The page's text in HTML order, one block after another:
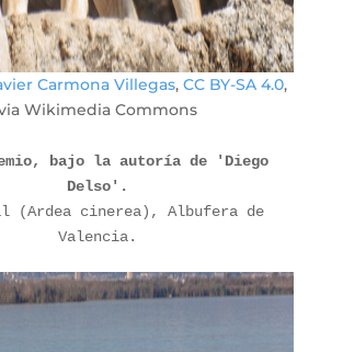
Carmona Villegas, CC BY-SA 4.0,
Wikimedia Commons
bajo la autoría de 'Diego
Delso'.
(Ardea cinerea), Albufera de
Valencia.